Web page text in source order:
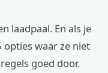
laadpaal. En als je
waar ze niet
goed door.